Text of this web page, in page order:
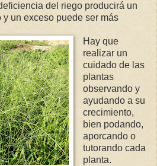
del riego producirá un
un exceso puede ser más
Hay que
realizar un
cuidado de las
plantas
observando y
ayudando a su
crecimiento,
bien podando,
aporcando o
tutorando cada
planta.